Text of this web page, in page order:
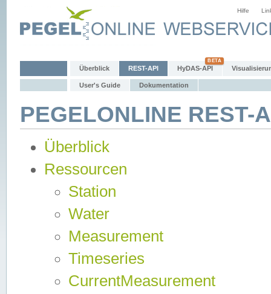
Hilfe
Überblick REST-API HyDAS-API
User's Guide Dokumentation
PEGELONLINE
Überblick
Ressourcen
Station
Water
Measurement
Timeseries
CurrentMeasurement